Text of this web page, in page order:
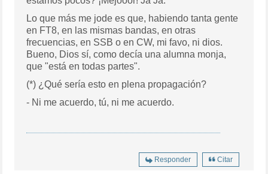
Lo que más me jode es que, habiendo tanta gente
en FT8, en las mismas bandas, en otras
frecuencias, en SSB o en CW, mi favo, ni dios.
Bueno, Dios sí, como decía una alumna monja,
que "está en todas partes".
(*) ¿Qué sería esto en plena propagación?
- Ni me acuerdo, tú, ni me acuerdo.
Responder Citar